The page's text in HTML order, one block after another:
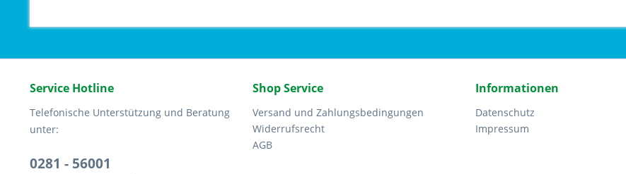
Service Hotline
Telefonische Unterstützung und Beratung
unter:
0281 - 56001
Shop Service
Versand und Zahlungsbedingungen
Widerrufsrecht
AGB
Informationen
Datenschutz
Impressum